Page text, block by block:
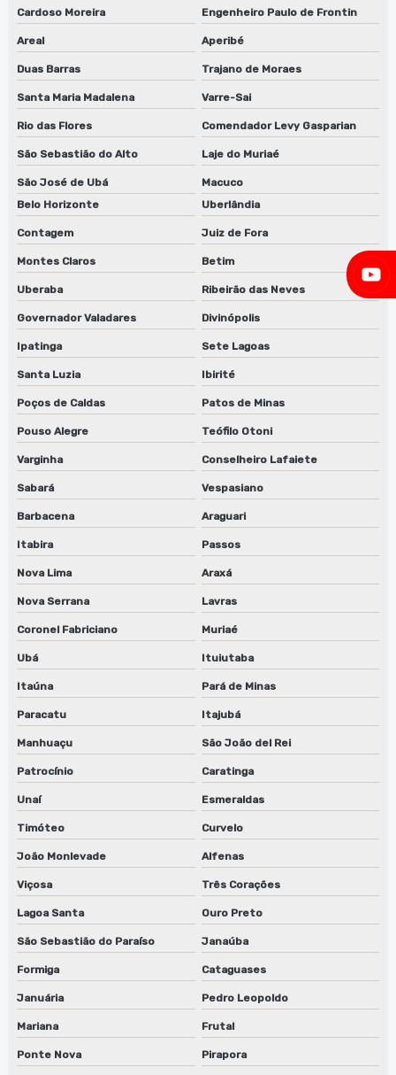
Fabricante de guilhotina para clichês
Fabricante de guilhotina para clichês em sp
Fabricante de lavadora de anilox
Fabricante de lavadora de clichê
Fabricante de máquina lavadora anilox
Fabricante de máquina lavadora anilox em são paulo
Fornecedor de desengordurante
Fornecedor de desengordurante em jundiaí
Fornecedor de desengordurante em sp
Fornecedor de desengraxante
Fornecedor de guilhotina para clichês em sp
Fornecedor de lavadora anilox
Fornecedor de lavadora de clichê
Fornecedor de sugador de refiles
Lavadora de anilox para flexografia
Lavadora automática de clichê
Lavadora de peças industriais
Lavadoras anilox
Lavadoras cilindros
Lavadoras de clichês
Limpeza de anilox
Limpeza de clichês flexográficos
Manutenção de lavadora de anilox
Manutenção de lavadora de anilox em jundiaí
Manutenção de lavadora de anilox em são paulo
Manutenção de lavadora de anilox em sp
Cardoso Moreira Engenheiro Paulo de Frontin
Areal Aperibé
Duas Barras Trajano de Moraes
Santa Maria Madalena Varre-Sai
Rio das Flores Comendador Levy Gasparian
São Sebastião do Alto Laje do Muriaé
São José de Ubá
Macuco
Belo Horizonte
Uberlândia
Contagem Juiz de Fora
Montes Claros Betim
Uberaba Ribeirão das Neves
Governador Valadares Divinópolis
Ipatinga Sete Lagoas
Santa Luzia Ibirité
Poços de Caldas Patos de Minas
Pouso Alegre Teófilo Otoni
Varginha Conselheiro Lafaiete
Sabará Vespasiano
Barbacena Araguari
Itabira Passos
Nova Lima Araxá
Nova Serrana Lavras
Coronel Fabriciano Muriaé
Ubá Ituiutaba
Itaúna Pará de Minas
Paracatu Itajubá
Manhuaçu São João del Rei
Patrocínio Caratinga
Unaí Esmeraldas
Timóteo Curvelo
João Monlevade Alfenas
Viçosa Três Corações
Lagoa Santa Ouro Preto
São Sebastião do Paraíso Janaúba
Formiga Cataguases
Januária Pedro Leopoldo
Mariana Frutal
Ponte Nova Pirapora